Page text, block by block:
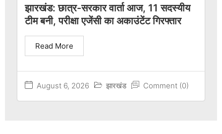
झारखंड: छात्र-सरकार वार्ता आज, 11 सदस्यीय
टीम बनी, परीक्षा एजेंसी का अकाउंटेंट गिरफ्तार
August 6, 2026 झारखंड Comment (0)
Read More